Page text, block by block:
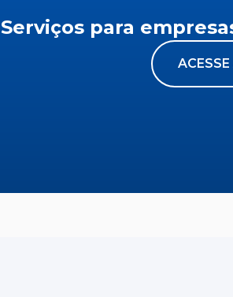
Serviços para
ACESSE